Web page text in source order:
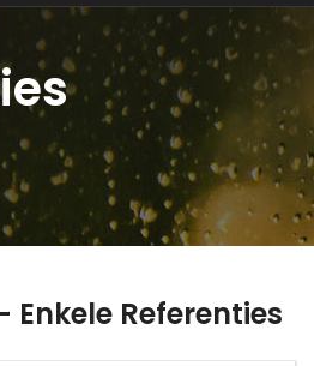
Referenties